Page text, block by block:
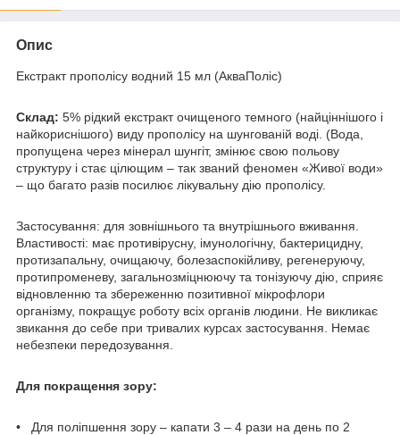
Опис
Екстракт прополісу водний 15 мл (АкваПоліс)
Склад: 5% рідкий екстракт очищеного темного (найціннішого і
найкориснішого) виду прополісу на шунгованій воді. (Вода,
пропущена через мінерал шунгіт, змінює свою польову
структуру і стає цілющим – так званий феномен «Живої води»
– що багато разів посилює лікувальну дію прополісу.
Застосування: для зовнішнього та внутрішнього вживання.
Властивості: має противірусну, імунологічну, бактерицидну,
протизапальну, очищаючу, болезаспокійливу, регенеруючу,
протипроменеву, загальнозміцнюючу та тонізуючу дію, сприяє
відновленню та збереженню позитивної мікрофлори
організму, покращує роботу всіх органів людини. Не викликає
звикання до себе при тривалих курсах застосування. Немає
небезпеки передозування.
Для покращення зору:
• Для поліпшення зору – капати 3 – 4 рази на день по 2